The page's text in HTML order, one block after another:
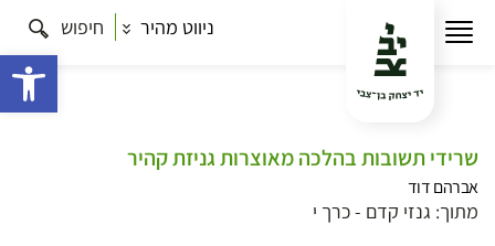
ניווט מהיר חיפוש
שרידי תשובות בהלכה מאוצרות גניזת קהיר
אברהם דוד
מתוך: גנזי קדם - כרך י